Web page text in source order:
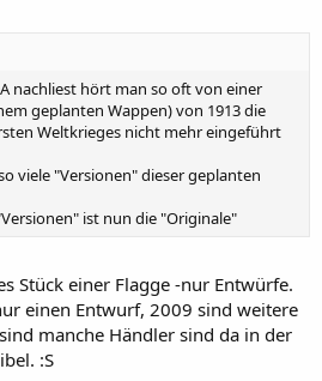
nachliest hört man so oft von einer
geplanten Wappen) von 1913 die
Weltkrieges nicht mehr eingeführt
viele "Versionen" dieser geplanten
ist nun die "Originale"
Stück einer Flagge -nur Entwürfe.
einen Entwurf, 2009 sind weitere
manche Händler sind da in der
:S